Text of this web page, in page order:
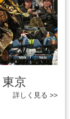
京
詳しく見る >>